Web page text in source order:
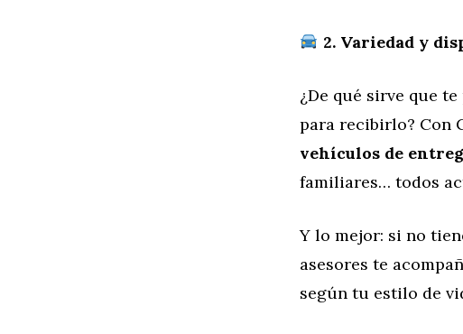
2. Variedad y
¿De qué sirve que
para recibirlo? Con
vehículos de
familiares… todos
Y lo mejor: si no
asesores te
según tu estilo de